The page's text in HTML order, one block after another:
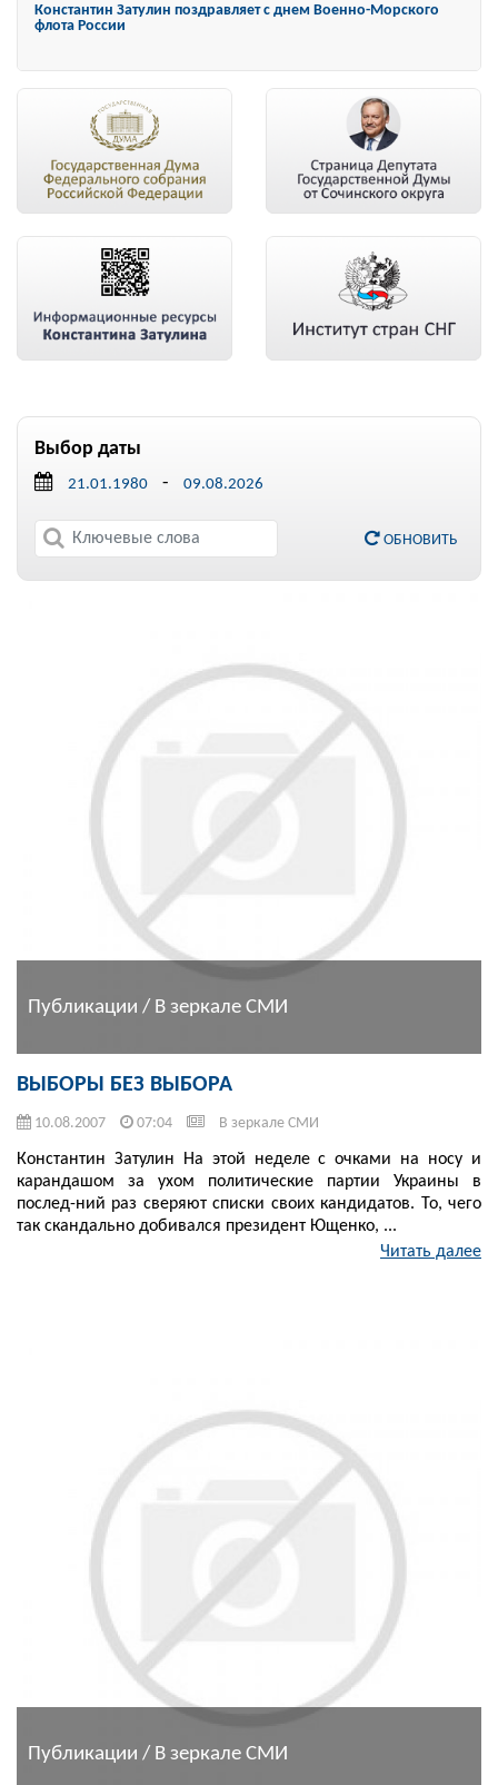
Константин Затулин поздравляет с днем Военно-Морского
флота России
Выбор даты
-
ОБНОВИТЬ
Публикации / В зеркале СМИ
ВЫБОРЫ БЕЗ ВЫБОРА
10.08.2007 07:04 В зеркале СМИ
Константин Затулин На этой неделе с очками на носу и
карандашом за ухом политические партии Украины в
послед-ний раз сверяют списки своих кандидатов. То, чего
так скандально добивался президент Ющенко, ...
Читать далее
Публикации / В зеркале СМИ